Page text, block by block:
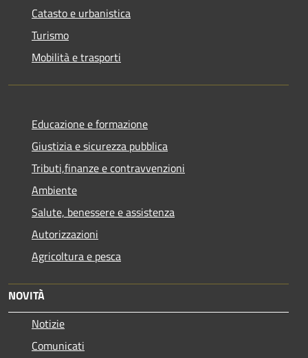
Catasto e urbanistica
Turismo
Mobilità e trasporti
Educazione e formazione
Giustizia e sicurezza pubblica
Tributi,finanze e contravvenzioni
Ambiente
Salute, benessere e assistenza
Autorizzazioni
Agricoltura e pesca
NOVITÀ
Notizie
Comunicati